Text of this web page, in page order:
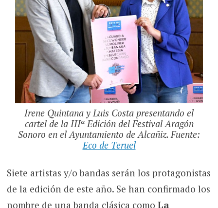
Irene Quintana y Luis Costa presentando el
cartel de la IIIª Edición del Festival Aragón
Sonoro en el Ayuntamiento de Alcañiz. Fuente:
Eco de Teruel
Siete artistas y/o bandas serán los protagonistas
de la edición de este año. Se han confirmado los
nombre de una banda clásica como La